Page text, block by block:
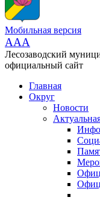
Мобильная версия
AAA
Лесозаводский
официальный сайт
Главная
Округ
Новости